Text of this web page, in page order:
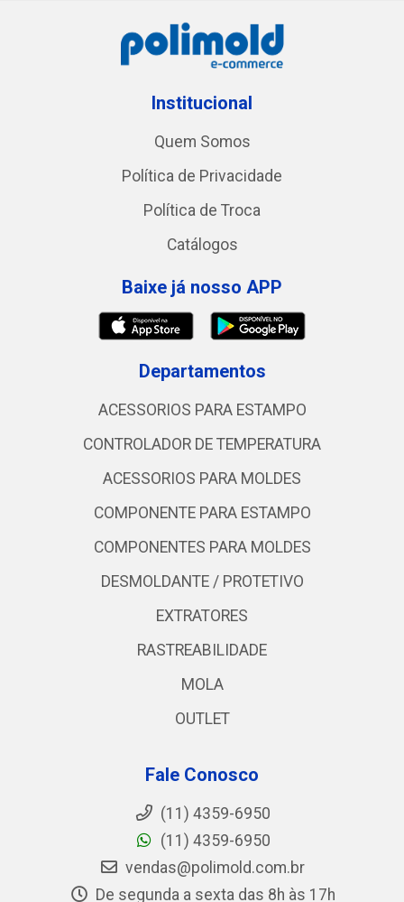
Institucional
Quem Somos
Política de Privacidade
Política de Troca
Catálogos
Baixe já nosso APP
Departamentos
ACESSORIOS PARA ESTAMPO
CONTROLADOR DE TEMPERATURA
ACESSORIOS PARA MOLDES
COMPONENTE PARA ESTAMPO
COMPONENTES PARA MOLDES
DESMOLDANTE / PROTETIVO
EXTRATORES
RASTREABILIDADE
MOLA
OUTLET
Fale Conosco
(11) 4359-6950
(11) 4359-6950
vendas@polimold.com.br
De segunda a sexta das 8h às 17h